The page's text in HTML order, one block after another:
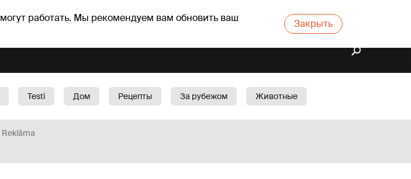
работать. Мы рекомендуем вам обновить ваш
Закрыть
Testi Дом Рецепты За рубежом
Животные
Reklāma